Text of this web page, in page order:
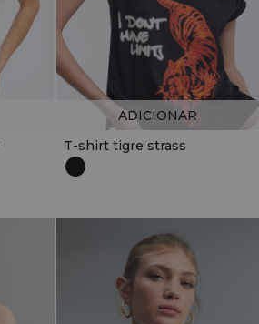
T-shirt tigre strass
ADICIONAR